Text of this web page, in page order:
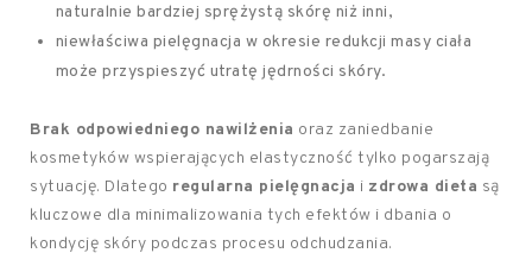
naturalnie bardziej sprężystą skórę niż inni,
niewłaściwa pielęgnacja w okresie redukcji masy ciała
może przyspieszyć utratę jędrności skóry.
Brak odpowiedniego nawilżenia oraz zaniedbanie
kosmetyków wspierających elastyczność tylko pogarszają
sytuację. Dlatego regularna pielęgnacja i zdrowa dieta są
kluczowe dla minimalizowania tych efektów i dbania o
kondycję skóry podczas procesu odchudzania.